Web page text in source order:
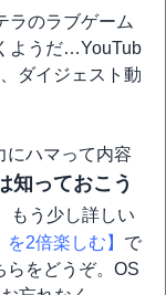
ラのラブゲーム
ようだ…YouTub
ダイジェスト動
にハマって内容
知っておこう
もう少し詳しい
を2倍楽しむ】 で
らをどうぞ。OS